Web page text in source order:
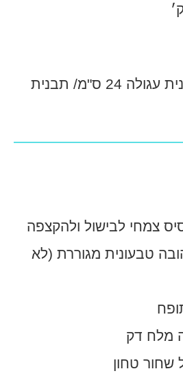
תבנית שקעים/ תבנית עגולה 24 ס"מ/ תבנית
טבעונית מגוררת (לא